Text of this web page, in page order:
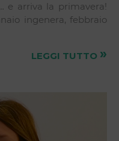
e arriva la primavera!
ingenera, febbraio
LEGGI TUTTO »